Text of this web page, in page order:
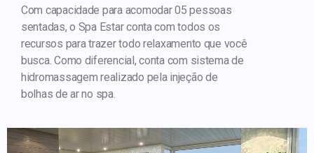
Com capacidade para acomodar 05 pessoas
sentadas, o Spa Estar conta com todos os
recursos para trazer todo relaxamento que você
busca. Como diferencial, conta com sistema de
hidromassagem realizado pela injeção de
bolhas de ar no spa.